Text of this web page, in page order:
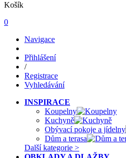
Košík
0
Navigace
Přihlášení
/
Registrace
Vyhledávání
INSPIRACE
Koupelny
Kuchyně
Obývací pokoje a jídelny
Dům a terasa
Další kategorie >